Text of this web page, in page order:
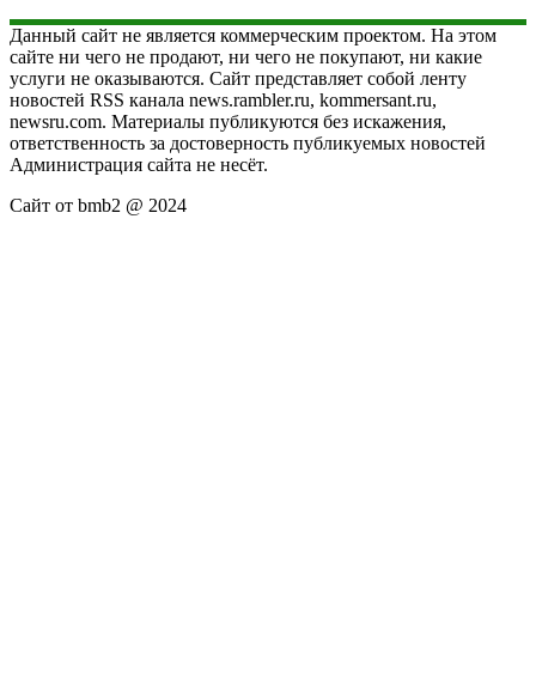
Данный сайт не является коммерческим проектом. На этом
сайте ни чего не продают, ни чего не покупают, ни какие
услуги не оказываются. Сайт представляет собой ленту
новостей RSS канала news.rambler.ru, kommersant.ru,
newsru.com. Материалы публикуются без искажения,
ответственность за достоверность публикуемых новостей
Администрация сайта не несёт.
Сайт от bmb2 @ 2024